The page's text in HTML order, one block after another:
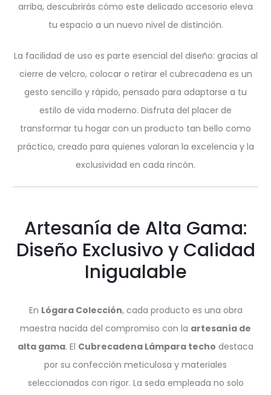
arriba, descubrirás cómo este delicado accesorio eleva
tu espacio a un nuevo nivel de distinción.
La facilidad de uso es parte esencial del diseño: gracias al
cierre de velcro, colocar o retirar el cubrecadena es un
gesto sencillo y rápido, pensado para adaptarse a tu
estilo de vida moderno. Disfruta del placer de
transformar tu hogar con un producto tan bello como
práctico, creado para quienes valoran la excelencia y la
exclusividad en cada rincón.
Artesanía de Alta Gama:
Diseño Exclusivo y Calidad
Inigualable
En Lógara Colección, cada producto es una obra
maestra nacida del compromiso con la artesanía de
alta gama. El Cubrecadena Lámpara techo destaca
por su confección meticulosa y materiales
seleccionados con rigor. La seda empleada no solo